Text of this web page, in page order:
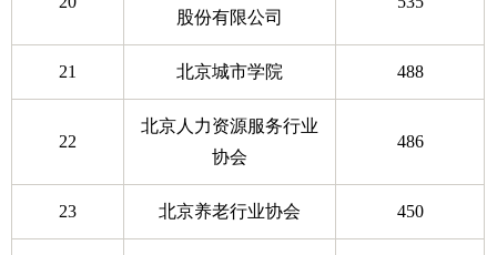
股份有限公司
21 北京城市学院 488
22
北京人力资源服务行业
协会
486
23 北京养老行业协会 450